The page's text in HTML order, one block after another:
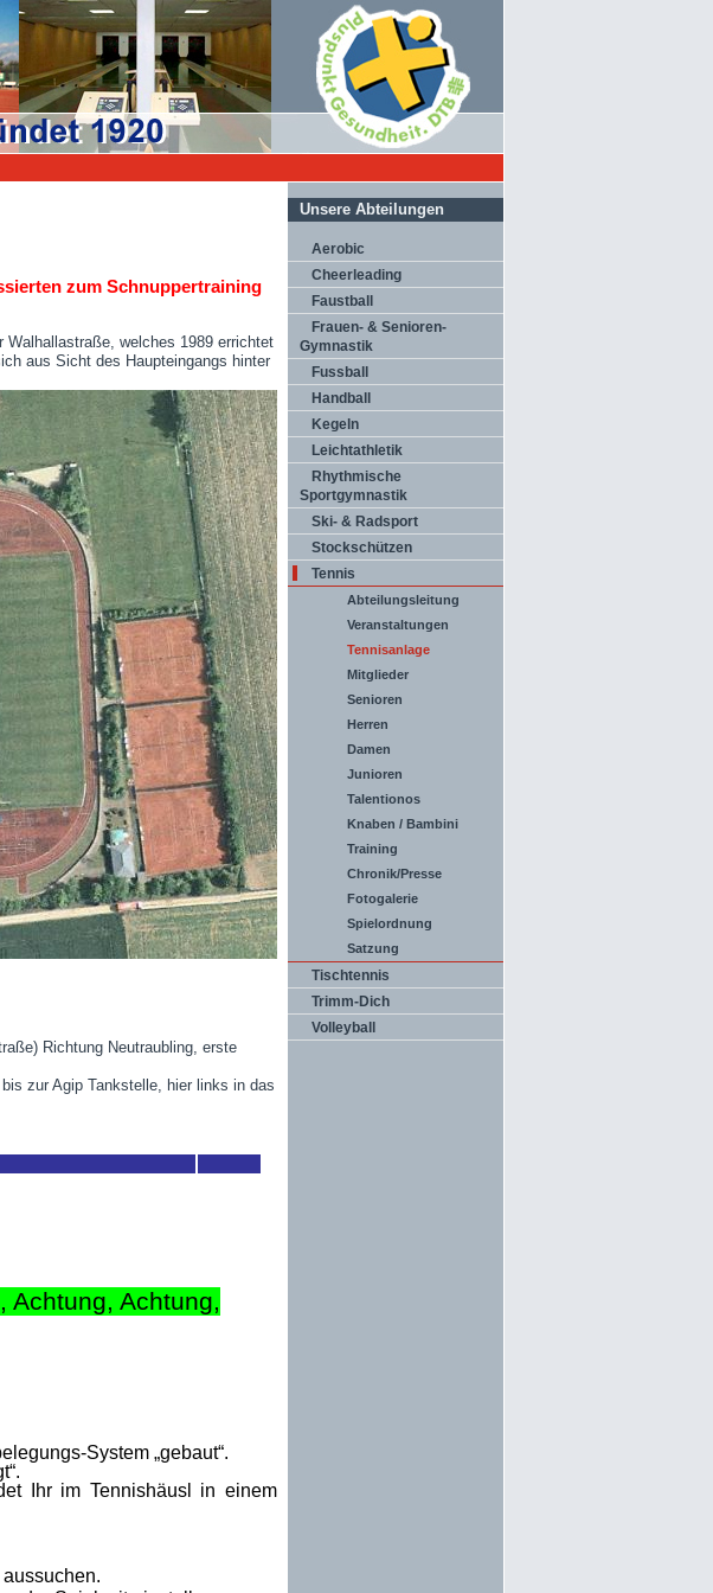
zum Schnuppertraining
welches 1989 errichtet
aus Sicht des Haupteingangs hinter
Richtung Neutraubling, erste
zur Agip Tankstelle, hier links in das
Achtung, Achtung,
System „gebaut“.
Ihr im Tennishäusl in einem
Unsere Abteilungen
Aerobic
Cheerleading
Faustball
Frauen- & Senioren-
Gymnastik
Fussball
Handball
Kegeln
Leichtathletik
Rhythmische
Sportgymnastik
Ski- & Radsport
Stockschützen
Tennis
Abteilungsleitung
Veranstaltungen
Tennisanlage
Mitglieder
Senioren
Herren
Damen
Junioren
Talentionos
Knaben / Bambini
Training
Chronik/Presse
Fotogalerie
Spielordnung
Satzung
Tischtennis
Trimm-Dich
Volleyball